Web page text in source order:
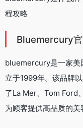
程攻略
Bluemercury
bluemercury是一家美
立于1999年。该品牌
了La Mer、Tom Ford
为顾客提供高品质的美